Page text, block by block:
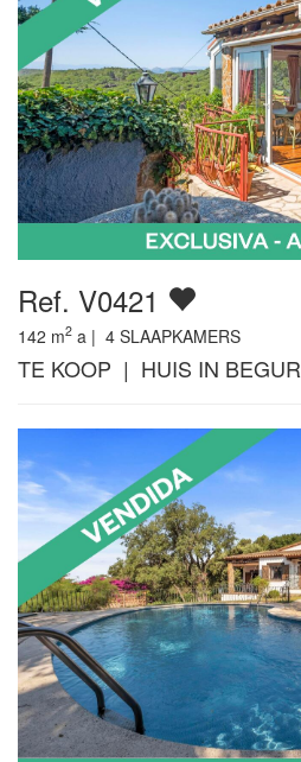
Ref. V0421
142 m2 a | 4 SLAAPKAMERS
TE KOOP | HUIS IN BEGUR